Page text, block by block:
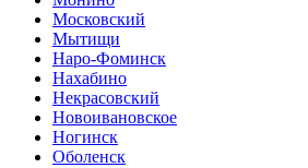
Московский
Мытищи
Наро-Фоминск
Нахабино
Некрасовский
Новоивановское
Ногинск
Оболенск